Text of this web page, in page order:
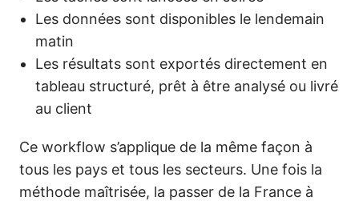
Les données sont disponibles le lendemain
matin
Les résultats sont exportés directement en
tableau structuré, prêt à être analysé ou livré
au client
Ce workflow s’applique de la même façon à
tous les pays et tous les secteurs. Une fois la
méthode maîtrisée, la passer de la France à